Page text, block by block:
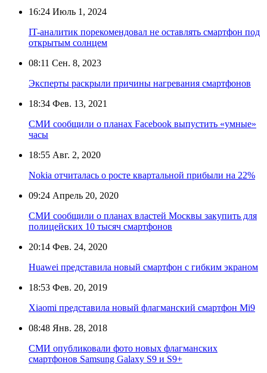
16:24 Июль 1, 2024
IT-аналитик порекомендовал не оставлять смартфон под
открытым солнцем
08:11 Сен. 8, 2023
Эксперты раскрыли причины нагревания смартфонов
18:34 Фев. 13, 2021
СМИ сообщили о планах Facebook выпустить «умные»
часы
18:55 Авг. 2, 2020
Nokia отчиталась о росте квартальной прибыли на 22%
09:24 Апрель 20, 2020
СМИ сообщили о планах властей Москвы закупить для
полицейских 10 тысяч смартфонов
20:14 Фев. 24, 2020
Huawei представила новый смартфон с гибким экраном
18:53 Фев. 20, 2019
Xiaomi представила новый флагманский смартфон Мi9
08:48 Янв. 28, 2018
СМИ опубликовали фото новых флагманских
смартфонов Samsung Galaxy S9 и S9+